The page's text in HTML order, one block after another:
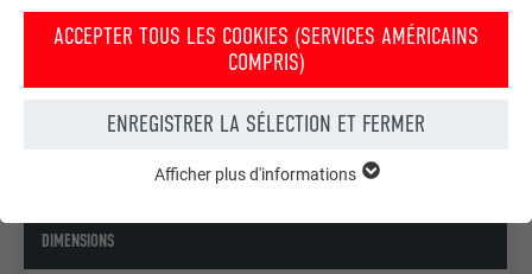
MATÉRIAU
aluminium prélaqué de 0,7mm d’épaisseur
FINITION STANDARD
DIMENSIONS
ACCEPTER TOUS LES COOKIES (SERVICES AMÉRICAINS
COMPRIS)
ENREGISTRER LA SÉLECTION ET FERMER
fonctions de base du site Internet. Ils garantissent que le site
Afficher plus d'informations